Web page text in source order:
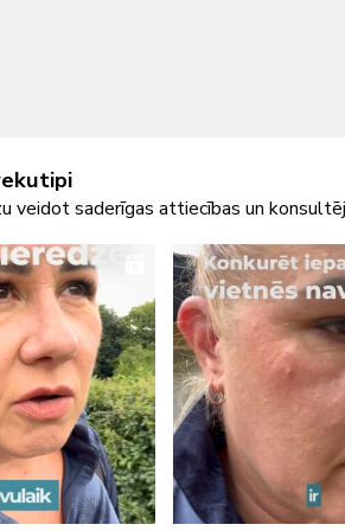
veidot saderīgas attiecības un